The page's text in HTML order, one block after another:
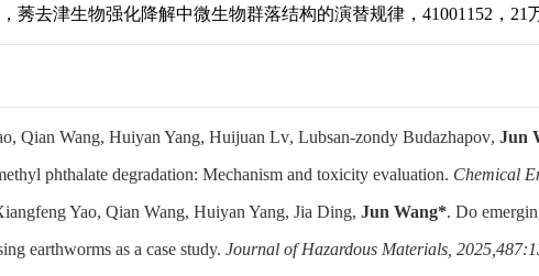
， 莠去津生物强化降解中微生物群落结构的演替规律 ， 41001152 ， 21
, Qian Wang, Huiyan Yang, Huijuan Lv, Lubsan-zondy Budazhapov, Jun
phthalate degradation: Mechanism and toxicity evaluation. Chemical
Yao, Qian Wang, Huiyan Yang, Jia Ding, Jun Wang*. Do
earthworms as a case study. Journal of Hazardous Materials,